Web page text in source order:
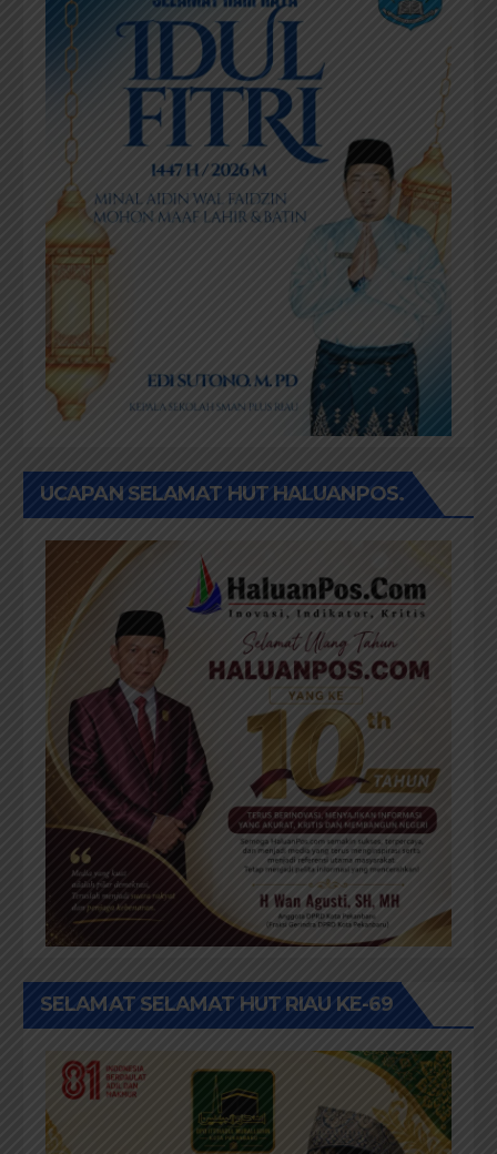
UCAPAN SELAMAT HUT HALUANPOS.
SELAMAT SELAMAT HUT RIAU KE-69